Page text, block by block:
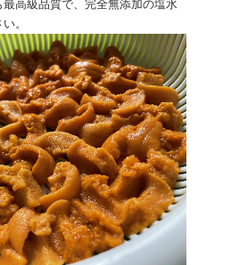
高級品質で、完全無添加の塩水
。